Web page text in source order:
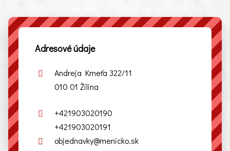
Adresové údaje
Andreja Kmeťa 322/11
010 01 Žilina
+421903020190
+421903020191
objednavky@menicko.sk